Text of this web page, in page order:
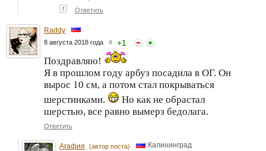
↑ Ответить
Raddy
8 августа 2018 года # +1
Поздравляю!
Я в прошлом году арбуз посадила в ОГ. Он
вырос 10 см, а потом стал покрываться
шерстинками.
Но как не обрастал
шерстью, все равно вымерз бедолага.
Ответить
Агафия (автор поста) Калининград